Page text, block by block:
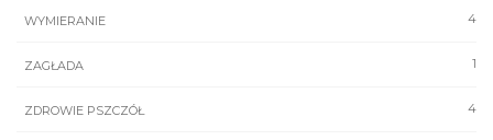
4
WYMIERANIE
1
ZAGŁADA
4
ZDROWIE PSZCZÓŁ